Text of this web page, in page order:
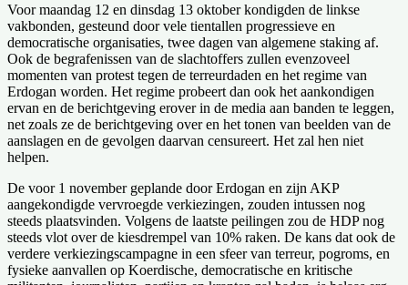
Voor maandag 12 en dinsdag 13 oktober kondigden de linkse
vakbonden, gesteund door vele tientallen progressieve en
democratische organisaties, twee dagen van algemene staking af.
Ook de begrafenissen van de slachtoffers zullen evenzoveel
momenten van protest tegen de terreurdaden en het regime van
Erdogan worden. Het regime probeert dan ook het aankondigen
ervan en de berichtgeving erover in de media aan banden te leggen,
net zoals ze de berichtgeving over en het tonen van beelden van de
aanslagen en de gevolgen daarvan censureert. Het zal hen niet
helpen.
De voor 1 november geplande door Erdogan en zijn AKP
aangekondigde vervroegde verkiezingen, zouden intussen nog
steeds plaatsvinden. Volgens de laatste peilingen zou de HDP nog
steeds vlot over de kiesdrempel van 10% raken. De kans dat ook de
verdere verkiezingscampagne in een sfeer van terreur, pogroms, en
fysieke aanvallen op Koerdische, democratische en kritische